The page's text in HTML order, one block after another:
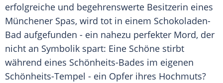
erfolgreiche und begehrenswerte Besitzerin eines
Münchener Spas, wird tot in einem Schokoladen-
Bad aufgefunden - ein nahezu perfekter Mord, der
nicht an Symbolik spart: Eine Schöne stirbt
während eines Schönheits-Bades im eigenen
Schönheits-Tempel - ein Opfer ihres Hochmuts?